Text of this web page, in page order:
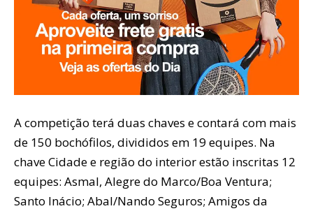
A competição terá duas chaves e contará com mais
de 150 bochófilos, divididos em 19 equipes. Na
chave Cidade e região do interior estão inscritas 12
equipes: Asmal, Alegre do Marco/Boa Ventura;
Santo Inácio; Abal/Nando Seguros; Amigos da